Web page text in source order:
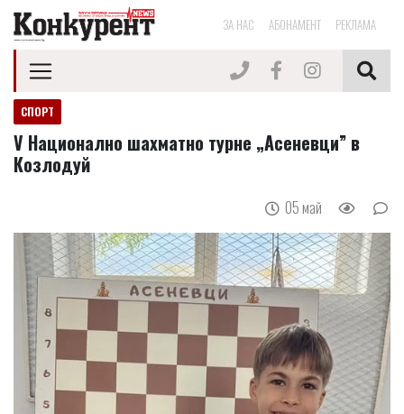
ЗА НАС АБОНАМЕНТ РЕКЛАМА
СПОРТ
V Национално шахматно турне „Асеневци” в
Козлодуй
05 май